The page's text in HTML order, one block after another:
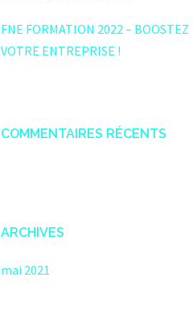
FNE FORMATION 2022 – BOOSTEZ
VOTRE ENTREPRISE !
COMMENTAIRES RÉCENTS
ARCHIVES
mai 2021